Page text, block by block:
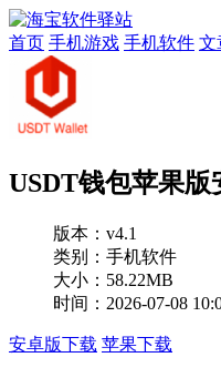
首页 手机游戏 手机软件 文
USDT钱包苹果
版本： v4.1
类别：手机软件
大小：58.22MB
时间：2026-07-08
安卓版下载 苹果下载